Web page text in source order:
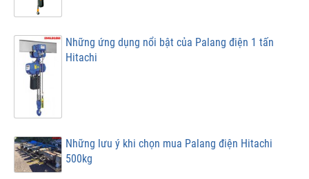
Những ứng dụng nổi bật của Palang điện 1 tấn
Hitachi
Những lưu ý khi chọn mua Palang điện Hitachi
500kg